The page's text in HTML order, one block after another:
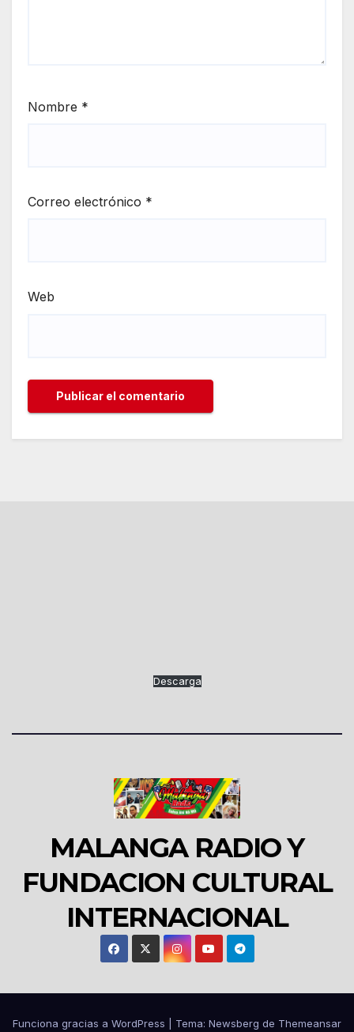
Nombre *
Correo electrónico *
Web
Descarga
MALANGA RADIO Y
FUNDACION CULTURAL
INTERNACIONAL
Funciona gracias a WordPress Tema: Newsberg de Themeansar